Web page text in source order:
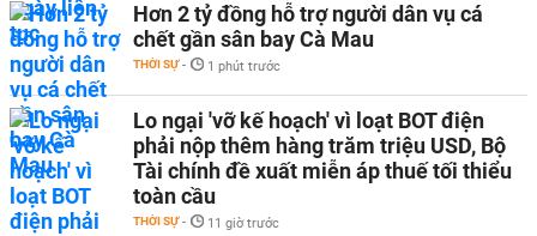
Hơn 2 tỷ đồng hỗ trợ người dân vụ cá
chết gần sân bay Cà Mau
THỜI SỰ - 1 phút trước
Lo ngại 'vỡ kế hoạch' vì loạt BOT điện
phải nộp thêm hàng trăm triệu USD, Bộ
Tài chính đề xuất miễn áp thuế tối thiểu
toàn cầu
THỜI SỰ - 11 giờ trước